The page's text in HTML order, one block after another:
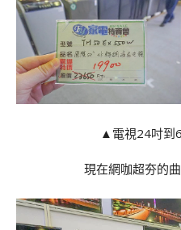
▲電視24吋到
現在網咖超夯的